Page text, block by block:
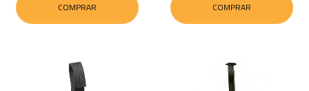
COMPRAR COMPRAR